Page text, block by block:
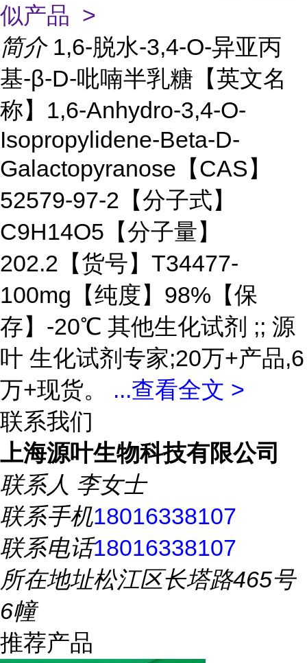
似产品 >
简介 1,6-脱水-3,4-O-异亚丙
基-β-D-吡喃半乳糖【英文名
称】1,6-Anhydro-3,4-O-
Isopropylidene-Beta-D-
Galactopyranose【CAS】
52579-97-2【分子式】
C9H14O5【分子量】
202.2【货号】T34477-
100mg【纯度】98%【保
存】-20℃ 其他生化试剂 ;; 源
叶 生化试剂专家;20万+产品,6
万+现货。 ...查看全文 >
联系我们
上海源叶生物科技有限公司
联系人 李女士
联系手机18016338107
联系电话18016338107
所在地址松江区长塔路465号
6幢
推荐产品